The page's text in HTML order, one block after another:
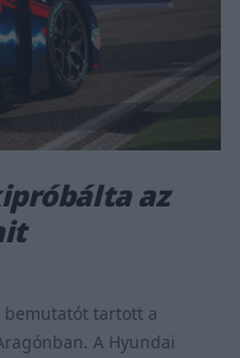
az
bemutatót tartott a
A Hyundai